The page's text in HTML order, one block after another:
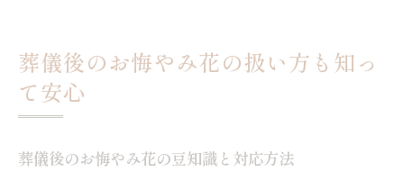
葬儀後のお悔やみ花の扱い方も知っ
て安心
葬儀後のお悔やみ花の豆知識と対応方法